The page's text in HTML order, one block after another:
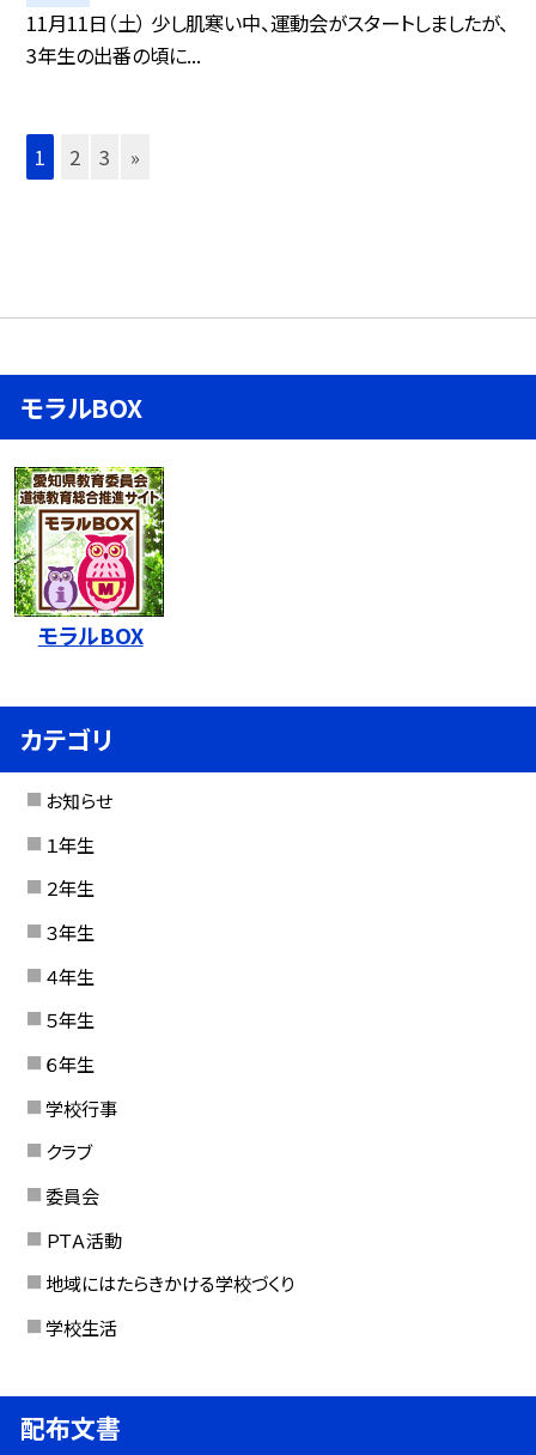
11月11日（土） 少し肌寒い中、運動会がスタートしましたが、
3年生の出番の頃に...
1 2 3 »
モラルBOX
モラルBOX
カテゴリ
お知らせ
１年生
２年生
３年生
４年生
５年生
６年生
学校行事
クラブ
委員会
ＰＴＡ活動
地域にはたらきかける学校づくり
学校生活
配布文書